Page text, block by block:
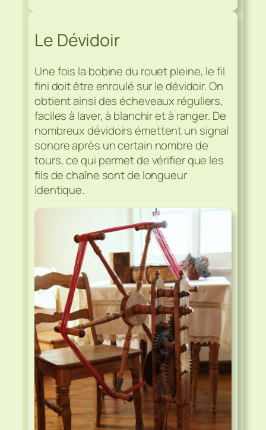
Le Dévidoir
Une fois la bobine du rouet pleine, le fil
fini doit être enroulé sur le dévidoir. On
obtient ainsi des écheveaux réguliers,
faciles à laver, à blanchir et à ranger. De
nombreux dévidoirs émettent un signal
sonore après un certain nombre de
tours, ce qui permet de vérifier que les
fils de chaîne sont de longueur
identique.